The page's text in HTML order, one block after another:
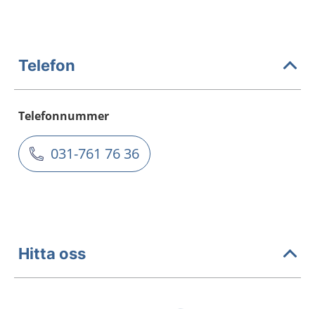
Telefon
Telefonnummer
031-761 76 36
Hitta oss